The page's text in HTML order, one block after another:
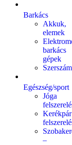
Barkács
Akkuk,
elemek
barkács
gépek
Egészség/sport
Jóga
Kerékpár
–